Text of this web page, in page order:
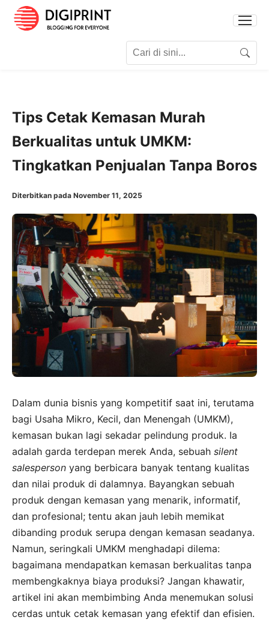
Search
Tips Cetak Kemasan Murah
Berkualitas untuk UMKM:
Tingkatkan Penjualan Tanpa Boros
Diterbitkan pada November 11, 2025
Dalam dunia bisnis yang kompetitif saat ini, terutama
bagi Usaha Mikro, Kecil, dan Menengah (UMKM),
kemasan bukan lagi sekadar pelindung produk. Ia
adalah garda terdepan merek Anda, sebuah silent
salesperson yang berbicara banyak tentang kualitas
dan nilai produk di dalamnya. Bayangkan sebuah
produk dengan kemasan yang menarik, informatif,
dan profesional; tentu akan jauh lebih memikat
dibanding produk serupa dengan kemasan seadanya.
Namun, seringkali UMKM menghadapi dilema:
bagaimana mendapatkan kemasan berkualitas tanpa
membengkaknya biaya produksi? Jangan khawatir,
artikel ini akan membimbing Anda menemukan solusi
cerdas untuk cetak kemasan yang efektif dan efisien.